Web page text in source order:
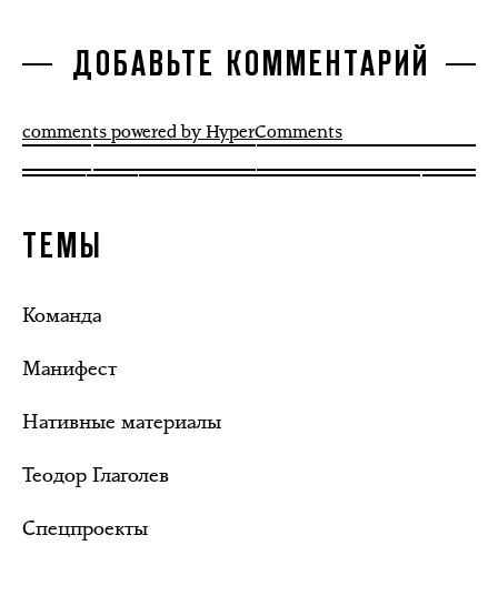
ДОБАВЬТЕ КОММЕНТАРИЙ
comments powered by HyperComments
ТЕМЫ
Команда
Манифест
Нативные материалы
Теодор Глаголев
Спецпроекты